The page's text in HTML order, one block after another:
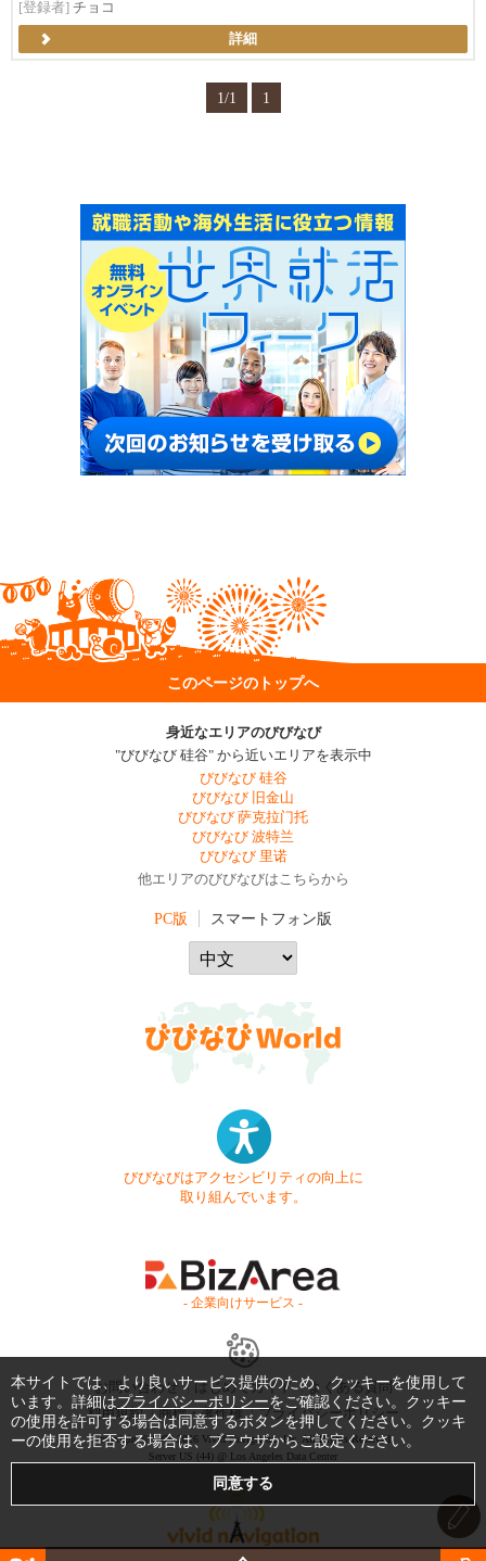
[登録者] チョコ
詳細
1/1 1
このページのトップへ
身近なエリアのびびなび
"びびなび 硅谷" から近いエリアを表示中
びびなび 硅谷
びびなび 旧金山
びびなび 萨克拉门托
びびなび 波特兰
びびなび 里诺
他エリアのびびなびはこちらから
PC版 スマートフォン版
びびなびはアクセシビリティの向上に
取り組んでいます。
- 企業向けサービス -
お問い合わせ はじめてガイド
よくある質問
利用規約
商標・著作権 プライバシーポリシー
Copyright © 1999-2026 Vivid Navigation, Inc. All Rights Reserved.
Server US (44) @ Los Angeles Data Center
本サイトでは、より良いサービス提供のため、クッキーを使用して
います。詳細はプライバシーポリシーをご確認ください。クッキー
の使用を許可する場合は同意するボタンを押してください。クッキ
ーの使用を拒否する場合は、ブラウザからご設定ください。